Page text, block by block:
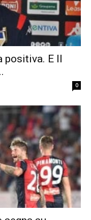
positiva. E Il
0